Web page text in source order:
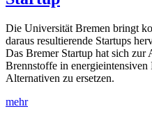
Die Universität Bremen bringt
daraus resultierende Startups
Das Bremer Startup hat sich zur
Brennstoffe in
Alternativen zu ersetzen.
mehr